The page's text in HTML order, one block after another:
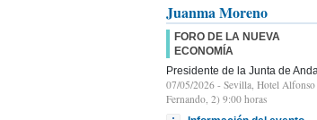
Juanma Moreno
FORO DE LA NUEVA
ECONOMÍA
Presidente de la Junta de
07/05/2026 - Sevilla, Hotel
Fernando, 2) 9:00 horas